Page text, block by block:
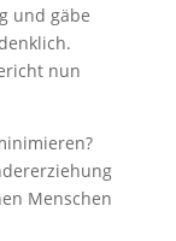
und gäbe
nun
Menschen